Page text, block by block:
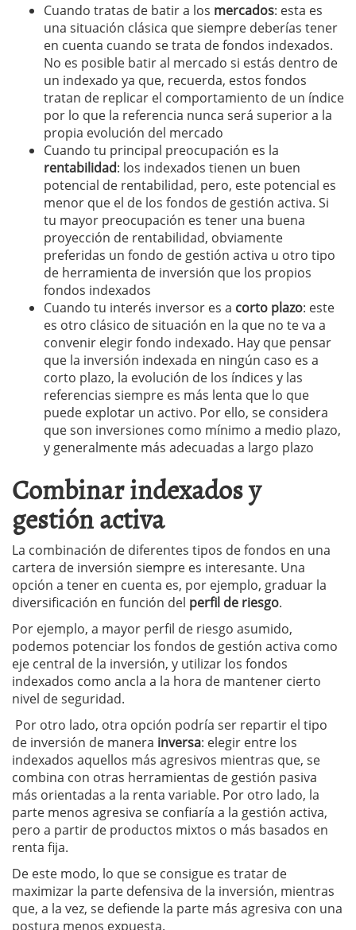
Cuando tratas de batir a los mercados: esta es
una situación clásica que siempre deberías tener
en cuenta cuando se trata de fondos indexados.
No es posible batir al mercado si estás dentro de
un indexado ya que, recuerda, estos fondos
tratan de replicar el comportamiento de un índice
por lo que la referencia nunca será superior a la
propia evolución del mercado
Cuando tu principal preocupación es la
rentabilidad: los indexados tienen un buen
potencial de rentabilidad, pero, este potencial es
menor que el de los fondos de gestión activa. Si
tu mayor preocupación es tener una buena
proyección de rentabilidad, obviamente
preferidas un fondo de gestión activa u otro tipo
de herramienta de inversión que los propios
fondos indexados
Cuando tu interés inversor es a corto plazo: este
es otro clásico de situación en la que no te va a
convenir elegir fondo indexado. Hay que pensar
que la inversión indexada en ningún caso es a
corto plazo, la evolución de los índices y las
referencias siempre es más lenta que lo que
puede explotar un activo. Por ello, se considera
que son inversiones como mínimo a medio plazo,
y generalmente más adecuadas a largo plazo
Combinar indexados y
gestión activa
La combinación de diferentes tipos de fondos en una
cartera de inversión siempre es interesante. Una
opción a tener en cuenta es, por ejemplo, graduar la
diversificación en función del perfil de riesgo.
Por ejemplo, a mayor perfil de riesgo asumido,
podemos potenciar los fondos de gestión activa como
eje central de la inversión, y utilizar los fondos
indexados como ancla a la hora de mantener cierto
nivel de seguridad.
Por otro lado, otra opción podría ser repartir el tipo
de inversión de manera inversa: elegir entre los
indexados aquellos más agresivos mientras que, se
combina con otras herramientas de gestión pasiva
más orientadas a la renta variable. Por otro lado, la
parte menos agresiva se confiaría a la gestión activa,
pero a partir de productos mixtos o más basados en
renta fija.
De este modo, lo que se consigue es tratar de
maximizar la parte defensiva de la inversión, mientras
que, a la vez, se defiende la parte más agresiva con una
postura menos expuesta.